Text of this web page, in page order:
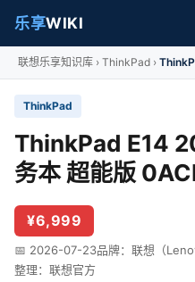
乐享WIKI
联想乐享知识库 ThinkPad
ThinkPad
ThinkPad E14
务本 超能版
¥6,999
📅 2026-07-23品牌：联想（
整理：联想官方